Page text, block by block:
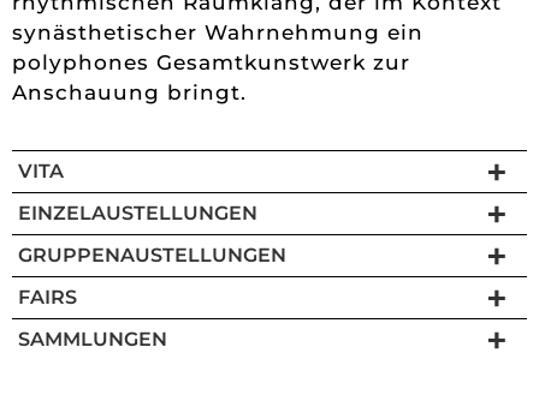
synästhetischer Wahrnehmung ein
polyphones Gesamtkunstwerk zur
Anschauung bringt.
VITA
EINZELAUSTELLUNGEN
GRUPPENAUSTELLUNGEN
FAIRS
SAMMLUNGEN